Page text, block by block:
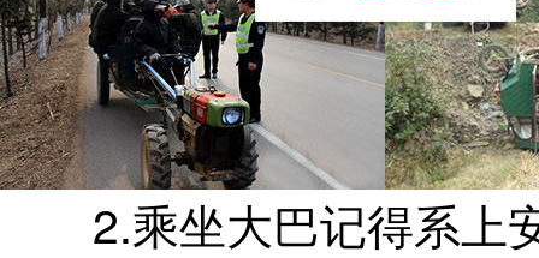
2.乘坐大巴记得系上